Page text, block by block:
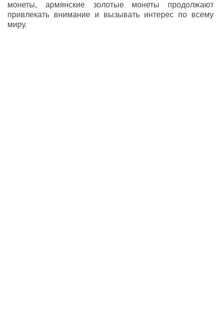
монеты, армянские золотые монеты продолжают
привлекать внимание и вызывать интерес по всему
миру.